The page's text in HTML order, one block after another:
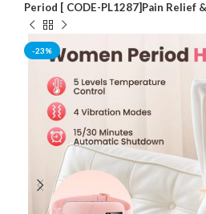
Period [ CODE-PL1287]Pain Relief
-23%